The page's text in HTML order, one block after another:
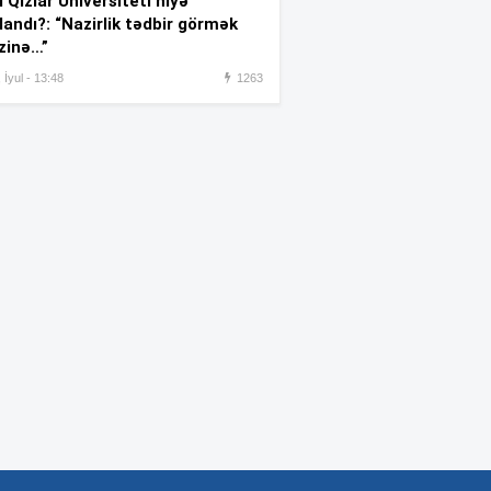
hücum – 4 nəfər xəsarət aldı
vasitələrin və oksigen qazının
yazışmağa üstünlük verir?
“Nazirlik tədbir görmək
İyul - 13:48 1263